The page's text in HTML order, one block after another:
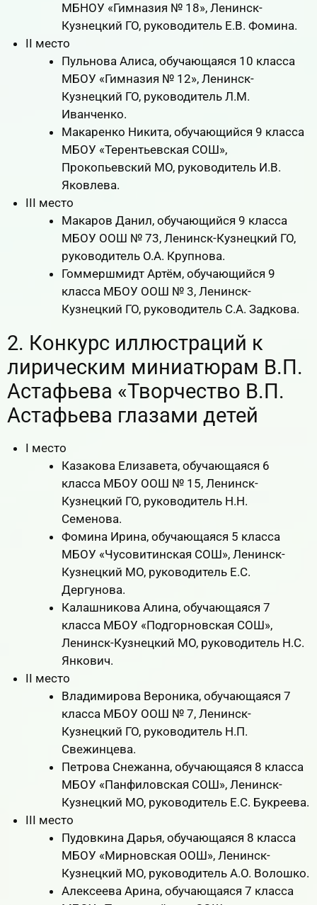
МБНОУ «Гимназия № 18», Ленинск-
Кузнецкий ГО, руководитель Е.В. Фомина.
II место
Пульнова Алиса, обучающаяся 10 класса
МБОУ «Гимназия № 12», Ленинск-
Кузнецкий ГО, руководитель Л.М.
Иванченко.
Макаренко Никита, обучающийся 9 класса
МБОУ «Терентьевская СОШ»,
Прокопьевский МО, руководитель И.В.
Яковлева.
III место
Макаров Данил, обучающийся 9 класса
МБОУ ООШ № 73, Ленинск-Кузнецкий ГО,
руководитель О.А. Крупнова.
Гоммершмидт Артём, обучающийся 9
класса МБОУ ООШ № 3, Ленинск-
Кузнецкий ГО, руководитель С.А. Задкова.
2. Конкурс иллюстраций к
лирическим миниатюрам В.П.
Астафьева «Творчество В.П.
Астафьева глазами детей
I место
Казакова Елизавета, обучающаяся 6
класса МБОУ ООШ № 15, Ленинск-
Кузнецкий ГО, руководитель Н.Н.
Семенова.
Фомина Ирина, обучающаяся 5 класса
МБОУ «Чусовитинская СОШ», Ленинск-
Кузнецкий МО, руководитель Е.С.
Дергунова.
Калашникова Алина, обучающаяся 7
класса МБОУ «Подгорновская СОШ»,
Ленинск-Кузнецкий МО, руководитель Н.С.
Янкович.
II место
Владимирова Вероника, обучающаяся 7
класса МБОУ ООШ № 7, Ленинск-
Кузнецкий ГО, руководитель Н.П.
Свежинцева.
Петрова Снежанна, обучающаяся 8 класса
МБОУ «Панфиловская СОШ», Ленинск-
Кузнецкий МО, руководитель Е.С. Букреева.
III место
Пудовкина Дарья, обучающаяся 8 класса
МБОУ «Мирновская ООШ», Ленинск-
Кузнецкий МО, руководитель А.О. Волошко.
Алексеева Арина, обучающаяся 7 класса